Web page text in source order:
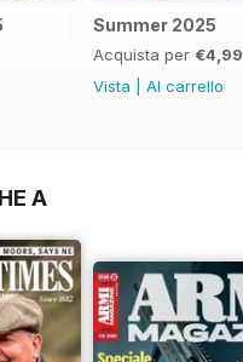
Summer 2025
Acquista per €4,99
Vista
Al carrello
A